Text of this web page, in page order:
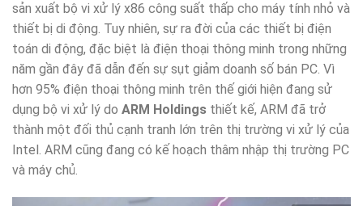
sản xuất bộ vi xử lý x86 công suất thấp cho máy tính nhỏ và
thiết bị di động. Tuy nhiên, sự ra đời của các thiết bị điện
toán di động, đặc biệt là điện thoại thông minh trong những
năm gần đây đã dẫn đến sự sụt giảm doanh số bán PC. Vì
hơn 95% điện thoại thông minh trên thế giới hiện đang sử
dụng bộ vi xử lý do ARM Holdings thiết kế, ARM đã trở
thành một đối thủ cạnh tranh lớn trên thị trường vi xử lý của
Intel. ARM cũng đang có kế hoạch thâm nhập thị trường PC
và máy chủ.